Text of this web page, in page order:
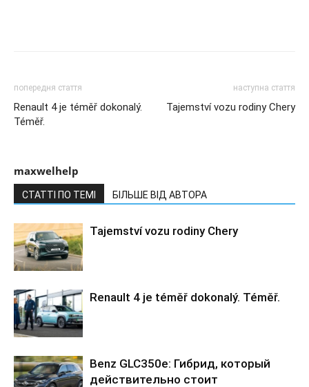
попередня стаття
Renault 4 je téměř dokonalý.
Téměř.
наступна стаття
Tajemství vozu rodiny Chery
maxwelhelp
СТАТТІ ПО ТЕМІ БІЛЬШЕ ВІД АВТОРА
Tajemství vozu rodiny Chery
Renault 4 je téměř dokonalý. Téměř.
Benz GLC350e: Гибрид, который
действительно стоит